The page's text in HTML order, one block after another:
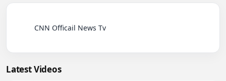
Latest Videos